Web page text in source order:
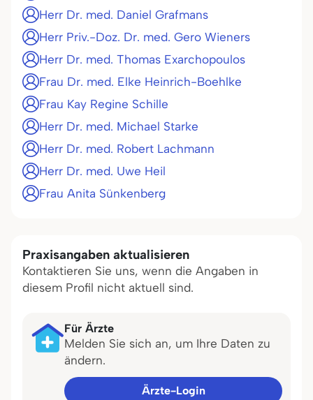
Herr Dr. med. Daniel Grafmans
Herr Priv.-Doz. Dr. med. Gero Wieners
Herr Dr. med. Thomas Exarchopoulos
Frau Dr. med. Elke Heinrich-Boehlke
Frau Kay Regine Schille
Herr Dr. med. Michael Starke
Herr Dr. med. Robert Lachmann
Herr Dr. med. Uwe Heil
Frau Anita Sünkenberg
Praxisangaben aktualisieren
Kontaktieren Sie uns, wenn die Angaben in
diesem Profil nicht aktuell sind.
Für Ärzte
Melden Sie sich an, um Ihre Daten zu
ändern.
Ärzte-Login